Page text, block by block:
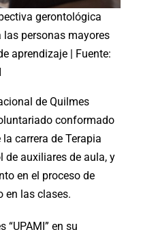
gerontológica
personas mayores
aprendizaje | Fuente:
de Quilmes
conformado
carrera de Terapia
de auxiliares de aula, y
en el proceso de
en las clases.
“UPAMI” en su